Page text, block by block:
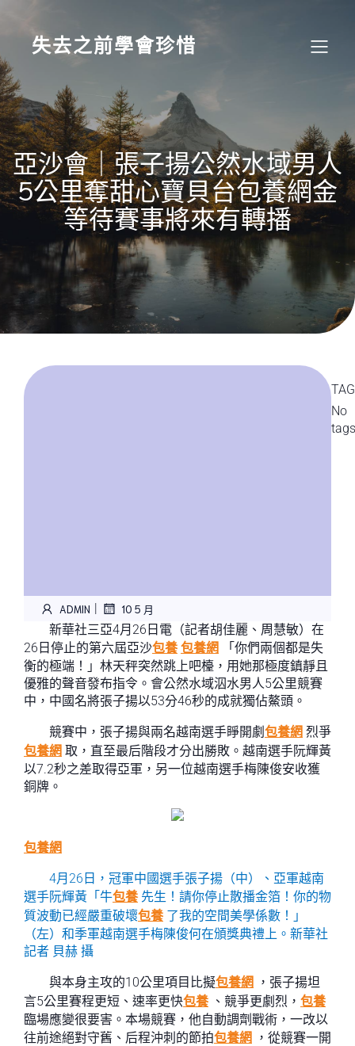
content
失去之前學會珍惜
亞沙會｜張子揚公然水域男人
5公里奪甜心寶貝台包養網金
等待賽事將來有轉播
ADMIN | 10 5 月
新華社三亞4月26日電（記者胡佳麗、周慧敏）在
26日停止的第六屆亞沙包養 包養網
「你們兩個都是失
衡的極端！」林天秤突然跳上吧檯，用她那極度鎮靜且
優雅的聲音發布指令。會公然水域泅水男人5公里競賽
中，中國名將張子揚以53分46秒的成就獨佔鰲頭。
競賽中，張子揚與兩名越南選手睜開劇 包養網 烈爭
包養網 取，直至最后階段才分出勝敗。越南選手阮輝黃
以7.2秒之差取得亞軍，另一位越南選手梅陳俊安收獲
銅牌。
包養網
4月26日，冠軍中國選手張子揚（中）、亞軍越南
選手阮輝黃「牛包養 先生！請你停止散播金箔！你的物
質波動已經嚴重破壞包養 了我的空間美學係數！」
（左）和季軍越南選手梅陳俊何在頒獎典禮上。新華社
記者 貝赫 攝
與本身主攻的10公里項目比擬包養網
，張子揚坦
言5公里賽程更短、速率更快包養 、競爭更劇烈， 包養
臨場應變很要害。本場競賽，他自動調劑戰術，一改以
往前途絕對守舊、后程沖刺的節拍包養網
，從競賽一開
No
tags